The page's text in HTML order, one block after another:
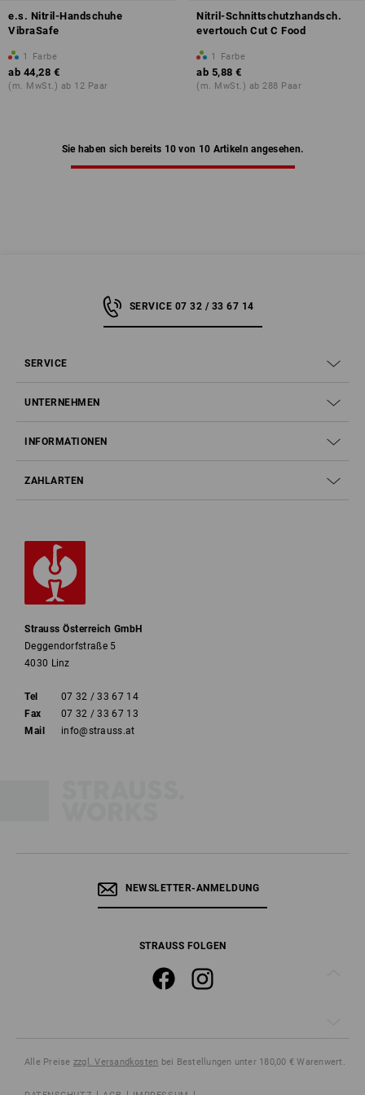
e.s. Nitril-Handschuhe
VibraSafe
1 Farbe
ab 44,28 €
(m. MwSt.) ab 12 Paar
Nitril-Schnittschutzhandsch.
evertouch Cut C Food
1 Farbe
ab 5,88 €
(m. MwSt.) ab 288 Paar
Sie haben sich bereits 10 von 10 Artikeln angesehen.
SERVICE 07 32 / 33 67 14
SERVICE
UNTERNEHMEN
INFORMATIONEN
ZAHLARTEN
Strauss Österreich GmbH
Deggendorfstraße 5
4030 Linz
Tel
07 32 / 33 67 14
Fax
07 32 / 33 67 13
Mail
info@strauss.at
NEWSLETTER-ANMELDUNG
STRAUSS FOLGEN
Alle Preise zzgl. Versandkosten bei Bestellungen unter 180,00 € Warenwert.